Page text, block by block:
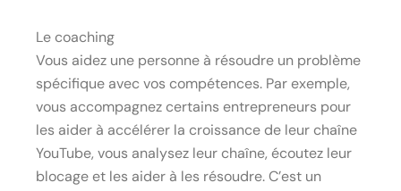
Le coaching
Vous aidez une personne à résoudre un problème
spécifique avec vos compétences. Par exemple,
vous accompagnez certains entrepreneurs pour
les aider à accélérer la croissance de leur chaîne
YouTube, vous analysez leur chaîne, écoutez leur
blocage et les aider à les résoudre. C’est un